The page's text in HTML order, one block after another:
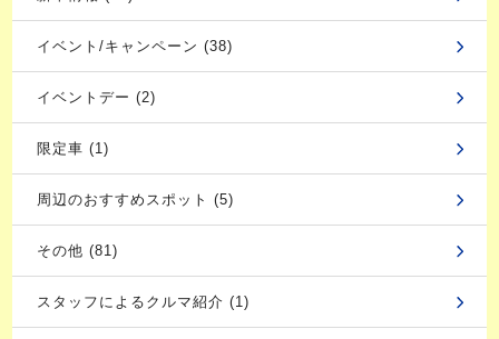
イベント/キャンペーン (38)
イベントデー (2)
限定車 (1)
周辺のおすすめスポット (5)
その他 (81)
スタッフによるクルマ紹介 (1)